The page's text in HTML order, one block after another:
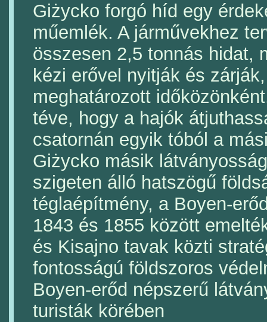
Giżycko forgó híd egy
műemlék. A járművekhez
összesen 2,5 tonnás hidat,
kézi erővel nyitják és zárják,
meghatározott
téve, hogy a hajók
csatornán egyik tóból a
Giżycko másik
szigeten álló hatszögű
téglaépítmény, a Boyen-
1843 és 1855 között
és Kisajno tavak közti
fontosságú földszoros
Boyen-erőd népszerű
turisták körében